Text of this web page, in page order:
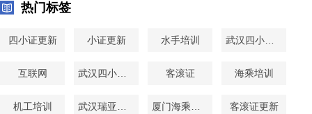
热门标签
四小证更新 小证更新 水手培训
互联网 客滚证 海乘培训
机工培训 客滚证更新